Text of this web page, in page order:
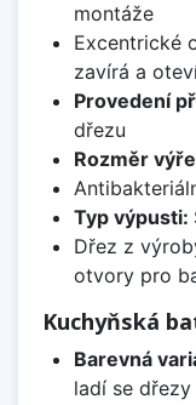
montáže
Excentrické
zavírá a
Provedení
dřezu
Rozměr
Typ výpusti:
Dřez z
otvory pro
Kuchyňská
Barevná
ladí se